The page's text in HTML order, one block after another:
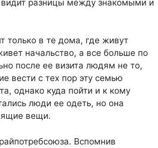
разницы между знакомыми и
только в те дома, где живут
начальство, а все больше по
после ее визита людям не то,
вести с тех пор эту семью
однако куда пойти и к кому
люди ее одеть, но она
вещи.
Вспомнив